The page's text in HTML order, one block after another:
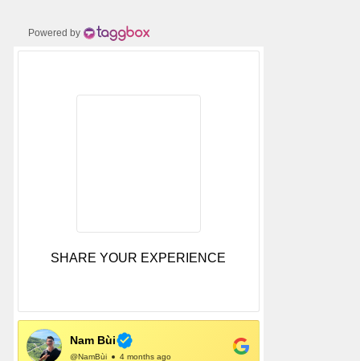
Powered by
SHARE YOUR EXPERIENCE
Nam Bùi
@NamBùi 4 months ago